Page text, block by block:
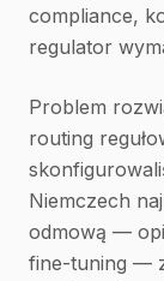
compliance,
regulator
Problem
routing
Niemczech
odmową —
fine-tuning —